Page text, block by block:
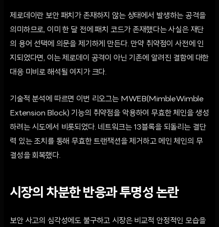
제로데이란 보안 패치가 존재하지 않는 상태에서 발생하는 공격을
의미하므로, 이미 한 달 전에 패치 코드가 존재했다는 사실은 재단
의 용어 선택에 의문을 제기하게 만든다. 만약 취약점이 사전에 인
지되었다면, 이는 제로데이 공격이 아닌 기존에 알려진 결함에 대한
대응 미비로 해석될 여지가 크다.
기술적 분석에 따르면 이번 리오그는 MWEB(MimbleWimble
Extension Block) 기능의 취약점을 악용하여 무효한 체인을 생성
하려는 시도에서 비롯되었다. 네트워크는 13블록을 되돌리는 결단
력 있는 조치를 통해 무효한 트랜잭션을 제거하고 메인 체인의 무
결성을 회복했다.
시장의 차분한 반응과 투명성 논란
보안 사고의 심각성에도 불구하고 시장은 비교적 안정적인 모습을